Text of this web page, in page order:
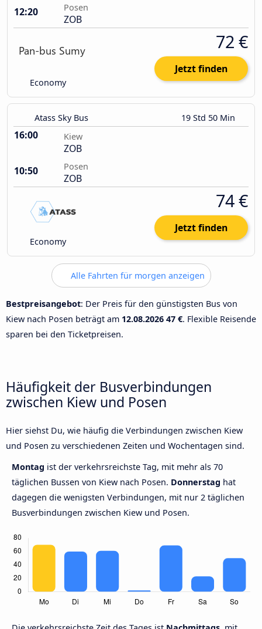
12:20
Posen
ZOB
Economy
72 €
Jetzt finden
Atass Sky Bus 19 Std 50 Min
16:00 Kiew
ZOB
10:50
Posen
ZOB
Economy
74 €
Jetzt finden
Alle Fahrten für morgen anzeigen
Bestpreisangebot: Der Preis für den günstigsten Bus von
Kiew nach Posen beträgt am 12.08.2026 47 €. Flexible Reisende
sparen bei den Ticketpreisen.
Häufigkeit der Busverbindungen
zwischen Kiew und Posen
Hier siehst Du, wie häufig die Verbindungen zwischen Kiew
und Posen zu verschiedenen Zeiten und Wochentagen sind.
Montag ist der verkehrsreichste Tag, mit mehr als 70
täglichen Bussen von Kiew nach Posen. Donnerstag hat
dagegen die wenigsten Verbindungen, mit nur 2 täglichen
Busverbindungen zwischen Kiew und Posen.